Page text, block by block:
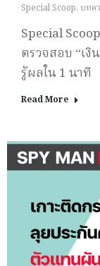
Special Scoop, บทค
Special
ตรวจสอบ “เ
รู้ผลใน 1 นาที
Read More